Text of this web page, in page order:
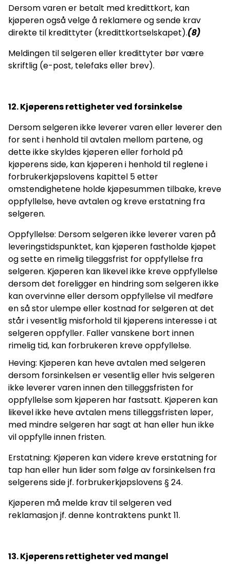
Dersom varen er betalt med kredittkort, kan
kjøperen også velge å reklamere og sende krav
direkte til kredittyter (kredittkortselskapet).(8)
Meldingen til selgeren eller kredittyter bør være
skriftlig (e-post, telefaks eller brev).
12. Kjøperens rettigheter ved forsinkelse
Dersom selgeren ikke leverer varen eller leverer den
for sent i henhold til avtalen mellom partene, og
dette ikke skyldes kjøperen eller forhold på
kjøperens side, kan kjøperen i henhold til reglene i
forbrukerkjøpslovens kapittel 5 etter
omstendighetene holde kjøpesummen tilbake, kreve
oppfyllelse, heve avtalen og kreve erstatning fra
selgeren.
Oppfyllelse: Dersom selgeren ikke leverer varen på
leveringstidspunktet, kan kjøperen fastholde kjøpet
og sette en rimelig tileggsfrist for oppfyllelse fra
selgeren. Kjøperen kan likevel ikke kreve oppfyllelse
dersom det foreligger en hindring som selgeren ikke
kan overvinne eller dersom oppfyllelse vil medføre
en så stor ulempe eller kostnad for selgeren at det
står i vesentlig misforhold til kjøperens interesse i at
selgeren oppfyller. Faller vanskene bort innen
rimelig tid, kan forbrukeren kreve oppfyllelse.
Heving: Kjøperen kan heve avtalen med selgeren
dersom forsinkelsen er vesentlig eller hvis selgeren
ikke leverer varen innen den tilleggsfristen for
oppfyllelse som kjøperen har fastsatt. Kjøperen kan
likevel ikke heve avtalen mens tilleggsfristen løper,
med mindre selgeren har sagt at han eller hun ikke
vil oppfylle innen fristen.
Erstatning: Kjøperen kan videre kreve erstatning for
tap han eller hun lider som følge av forsinkelsen fra
selgerens side jf. forbrukerkjøpslovens § 24.
Kjøperen må melde krav til selgeren ved
reklamasjon jf. denne kontraktens punkt 11.
13. Kjøperens rettigheter ved mangel